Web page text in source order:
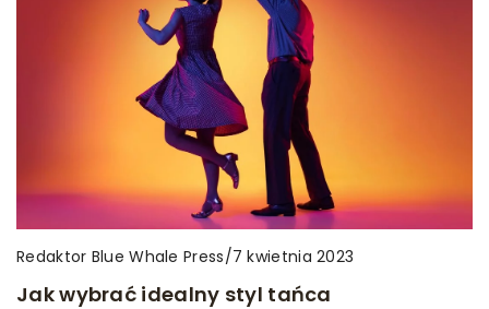
Redaktor Blue Whale Press/7 kwietnia 2023
Jak wybrać idealny styl tańca